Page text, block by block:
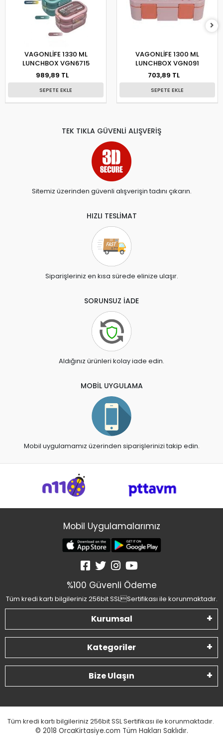
VAGONLİFE 1330 ML
LUNCHBOX VGN6715
989,89 TL
SEPETE EKLE
VAGONLİFE 1300 ML
LUNCHBOX VGN091
703,89 TL
SEPETE EKLE
TEK TIKLA GÜVENLİ ALIŞVERİŞ
Sitemiz üzerinden güvenli alışverişin tadını çıkarın.
HIZLI TESLİMAT
Siparişleriniz en kısa sürede elinize ulaşır.
SORUNSUZ İADE
Aldığınız ürünleri kolay iade edin.
MOBİL UYGULAMA
Mobil uygulamamız üzerinden siparişlerinizi takip edin.
Mobil Uygulamalarımız
%100 Güvenli Ödeme
Tüm kredi kartı bilgileriniz 256bit SSLSertifikası ile korunmaktadır.
Kurumsal
Kategoriler
Bize Ulaşın
Tüm kredi kartı bilgileriniz 256bit SSL Sertifikası ile korunmaktadır.
© 2018 OrcaKirtasiye.com Tüm Hakları Saklıdır.